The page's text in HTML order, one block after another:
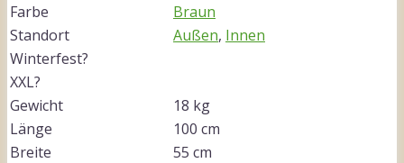
Farbe
Braun
Standort
Außen, Innen
Winterfest?
XXL?
Gewicht
18 kg
Länge
100 cm
Breite
55 cm